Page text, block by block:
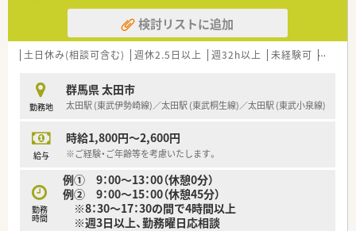
検討リストに追加
土日休み(相談可含む) 週休2.5日以上 週32h以上 未経験可 ブラン
勤務地
群馬県 太田市
太田駅 (東武伊勢崎線)／太田駅 (東武桐生線)／太田駅 (東武小泉線)
給与
時給1,800円～2,600円
※ご経験・ご年齢等を考慮いたします。
勤務
時間
例① 9：00～13：00（休憩0分）
例② 9：00～15：00（休憩45分）
※8：30～17：30の間で4時間以上
※週3日以上、勤務曜日応相談